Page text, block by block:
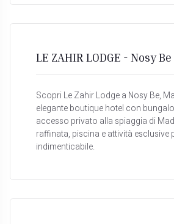
LE ZAHIR LODGE - Nosy Be
Scopri Le Zahir Lodge a Nosy Be,
elegante boutique hotel con
accesso privato alla spiaggia di
raffinata, piscina e attività esclusive
indimenticabile.